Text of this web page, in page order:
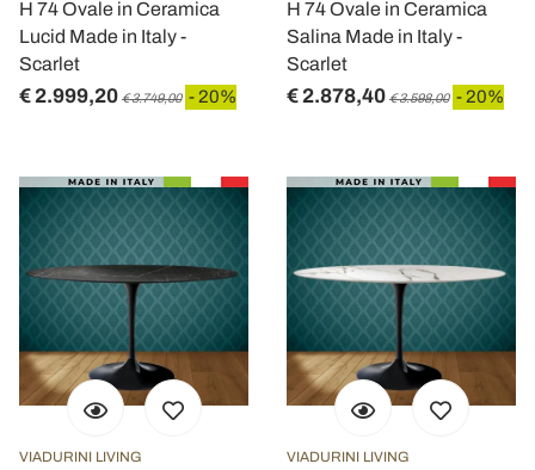
H 74 Ovale in Ceramica
Lucid Made in Italy -
Scarlet
€ 2.999,20 € 3.749,00 - 20%
H 74 Ovale in Ceramica
Salina Made in Italy -
Scarlet
€ 2.878,40 € 3.598,00 - 20%
VIADURINI LIVING VIADURINI LIVING